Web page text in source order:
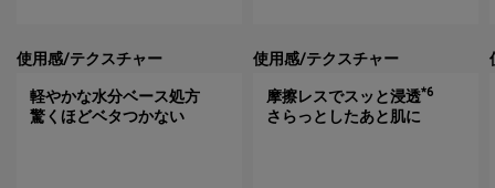
使用感/テクスチャー
軽やかな水分ベース処方
驚くほどベタつかない
使用感/テクスチャー
摩擦レスでスッと浸透*6
さらっとしたあと肌に